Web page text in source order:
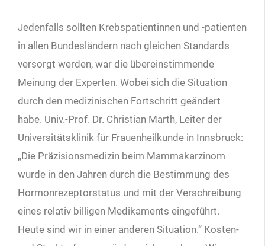
Jedenfalls sollten Krebspatientinnen und -patienten
in allen Bundesländern nach gleichen Standards
versorgt werden, war die übereinstimmende
Meinung der Experten. Wobei sich die Situation
durch den medizinischen Fortschritt geändert
habe. Univ.-Prof. Dr. Christian Marth, Leiter der
Universitätsklinik für Frauenheilkunde in Innsbruck:
„Die Präzisionsmedizin beim Mammakarzinom
wurde in den Jahren durch die Bestimmung des
Hormonrezeptorstatus und mit der Verschreibung
eines relativ billigen Medikaments eingeführt.
Heute sind wir in einer anderen Situation.“ Kosten-